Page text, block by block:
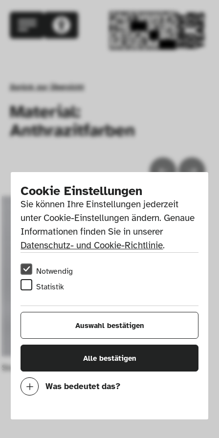
Cookie Einstellungen
Sie können Ihre Einstellungen jederzeit
unter Cookie-Einstellungen ändern. Genaue
Informationen finden Sie in unserer
Datenschutz- und Cookie-Richtlinie.
Notwendig
Statistik
Auswahl bestätigen
Alle bestätigen
Was bedeutet das?
Mit diesen Cookies können wir durch
Zurück zur Übersicht
Material:
Anthrazitfarben
Stuhl S-Chair